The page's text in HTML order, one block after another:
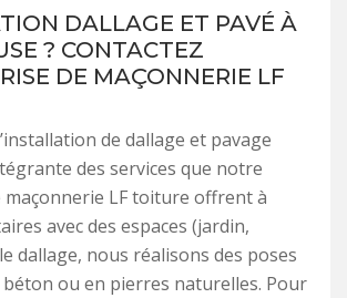
DALLAGE ET PAVÉ À
? CONTACTEZ
DE MAÇONNERIE LF
de dallage et pavage
des services que notre
LF toiture offrent à
avec des espaces (jardin,
dallage, nous réalisons des poses
béton ou en pierres naturelles. Pour